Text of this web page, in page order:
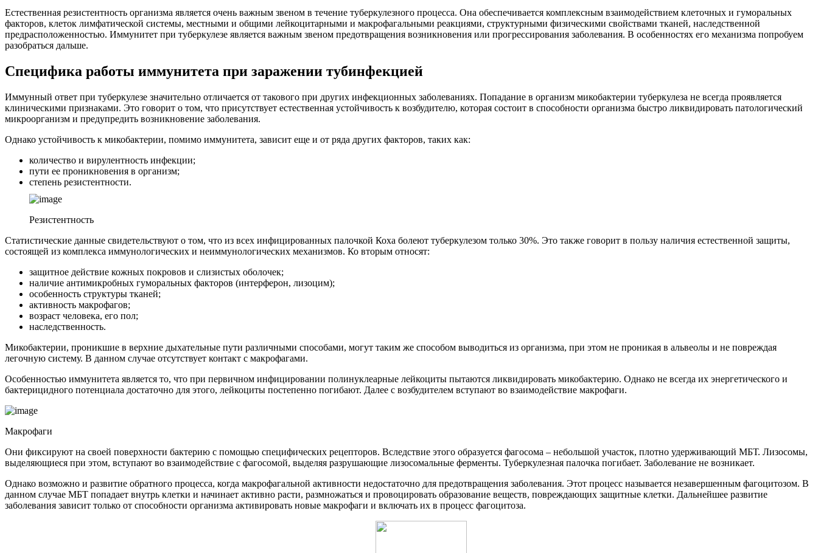
Естественная резистентность организма является очень важным звеном в течение туберкулезного процесса. Она обеспечивается комплексным взаимодействием клеточных и гуморальных
факторов, клеток лимфатической системы, местными и общими лейкоцитарными и макрофагальными реакциями, структурными физическими свойствами тканей, наследственной
предрасположенностью. Иммунитет при туберкулезе является важным звеном предотвращения возникновения или прогрессирования заболевания. В особенностях его механизма попробуем
разобраться дальше.
Специфика работы иммунитета при заражении тубинфекцией
Иммунный ответ при туберкулезе значительно отличается от такового при других инфекционных заболеваниях. Попадание в организм микобактерии туберкулеза не всегда проявляется
клиническими признаками. Это говорит о том, что присутствует естественная устойчивость к возбудителю, которая состоит в способности организма быстро ликвидировать патологический
микроорганизм и предупредить возникновение заболевания.
Однако устойчивость к микобактерии, помимо иммунитета, зависит еще и от ряда других факторов, таких как:
количество и вирулентность инфекции;
пути ее проникновения в организм;
степень резистентности.
Резистентность
Статистические данные свидетельствуют о том, что из всех инфицированных палочкой Коха болеют туберкулезом только 30%. Это также говорит в пользу наличия естественной защиты,
состоящей из комплекса иммунологических и неиммунологических механизмов. Ко вторым относят:
защитное действие кожных покровов и слизистых оболочек;
наличие антимикробных гуморальных факторов (интерферон, лизоцим);
особенность структуры тканей;
активность макрофагов;
возраст человека, его пол;
наследственность.
Микобактерии, проникшие в верхние дыхательные пути различными способами, могут таким же способом выводиться из организма, при этом не проникая в альвеолы и не повреждая
легочную систему. В данном случае отсутствует контакт с макрофагами.
Особенностью иммунитета является то, что при первичном инфицировании полинуклеарные лейкоциты пытаются ликвидировать микобактерию. Однако не всегда их энергетического и
бактерицидного потенциала достаточно для этого, лейкоциты постепенно погибают. Далее с возбудителем вступают во взаимодействие макрофаги.
Макрофаги
Они фиксируют на своей поверхности бактерию с помощью специфических рецепторов. Вследствие этого образуется фагосома – небольшой участок, плотно удерживающий МБТ. Лизосомы,
выделяющиеся при этом, вступают во взаимодействие с фагосомой, выделяя разрушающие лизосомальные ферменты. Туберкулезная палочка погибает. Заболевание не возникает.
Однако возможно и развитие обратного процесса, когда макрофагальной активности недостаточно для предотвращения заболевания. Этот процесс называется незавершенным фагоцитозом. В
данном случае МБТ попадает внутрь клетки и начинает активно расти, размножаться и провоцировать образование веществ, повреждающих защитные клетки. Дальнейшее развитие
заболевания зависит только от способности организма активировать новые макрофаги и включать их в процесс фагоцитоза.